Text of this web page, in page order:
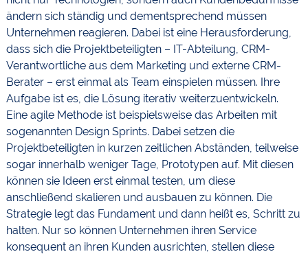
ändern sich ständig und dementsprechend müssen
Unternehmen reagieren. Dabei ist eine Herausforderung,
dass sich die Projektbeteiligten – IT-Abteilung, CRM-
Verantwortliche aus dem Marketing und externe CRM-
Berater – erst einmal als Team einspielen müssen. Ihre
Aufgabe ist es, die Lösung iterativ weiterzuentwickeln.
Eine agile Methode ist beispielsweise das Arbeiten mit
sogenannten Design Sprints. Dabei setzen die
Projektbeteiligten in kurzen zeitlichen Abständen, teilweise
sogar innerhalb weniger Tage, Prototypen auf. Mit diesen
können sie Ideen erst einmal testen, um diese
anschließend skalieren und ausbauen zu können. Die
Strategie legt das Fundament und dann heißt es, Schritt zu
halten. Nur so können Unternehmen ihren Service
konsequent an ihren Kunden ausrichten, stellen diese